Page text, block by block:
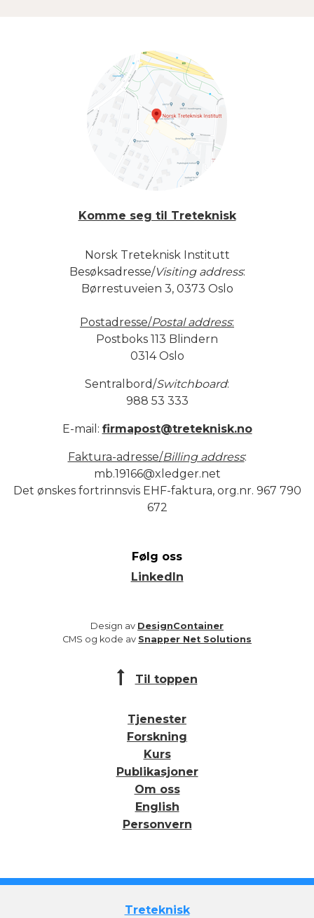
Komme seg til Treteknisk
Norsk Treteknisk Institutt
Besøksadresse/Visiting address:
Børrestuveien 3, 0373 Oslo
Postadresse/Postal address:
Postboks 113 Blindern
0314 Oslo
Sentralbord/Switchboard:
988 53 333
E-mail: firmapost@treteknisk.no
Faktura-adresse/Billing address:
mb.19166@xledger.net
Det ønskes fortrinnsvis EHF-faktura, org.nr. 967 790
672
Følg oss
LinkedIn
Design av DesignContainer
CMS og kode av Snapper Net Solutions
Til toppen
Tjenester
Forskning
Kurs
Publikasjoner
Om oss
English
Personvern
Treteknisk